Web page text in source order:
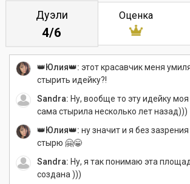
Дуэли
4/6
Оценка
👑Юлия👑: этот красавчик меня
стырить идейку?!
Sandra: Ну, вообще то эту идейку моя
сама стырила несколько лет назад)))
👑Юлия👑: ну значит и я без
стырю 🤗😁
Sandra: Ну, я так понимаю эта
создана )))